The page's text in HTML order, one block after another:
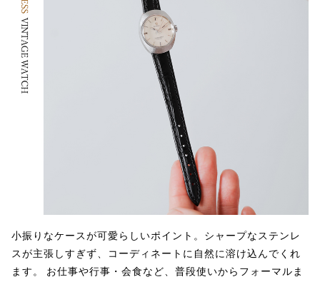
小振りなケースが可愛らしいポイント。シャープなステンレ
スが主張しすぎず、コーディネートに自然に溶け込んでくれ
ます。 お仕事や行事・会食など、普段使いからフォーマルま